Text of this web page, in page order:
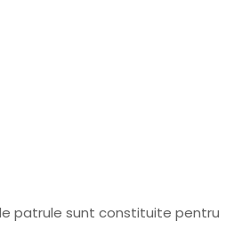
patrule sunt constituite pentru